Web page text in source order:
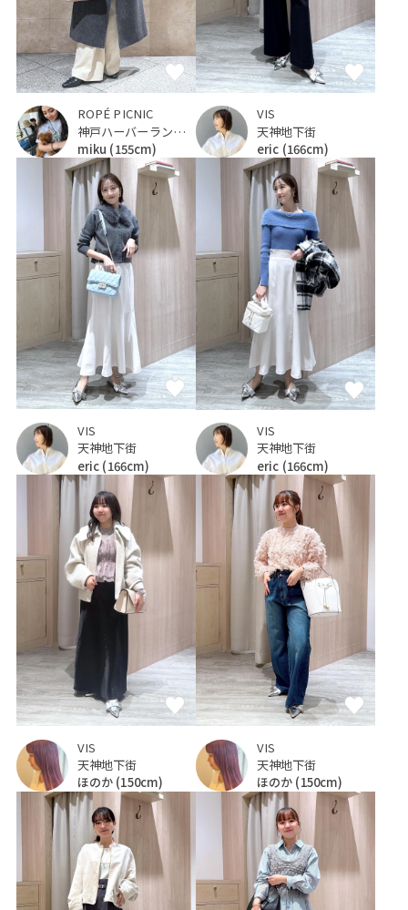
ROPÉ PICNIC
神戸ハーバーランドumie
miku (155cm)
VIS
天神地下街
eric (166cm)
VIS
天神地下街
eric (166cm)
VIS
天神地下街
eric (166cm)
VIS
天神地下街
ほのか (150cm)
VIS
天神地下街
ほのか (150cm)